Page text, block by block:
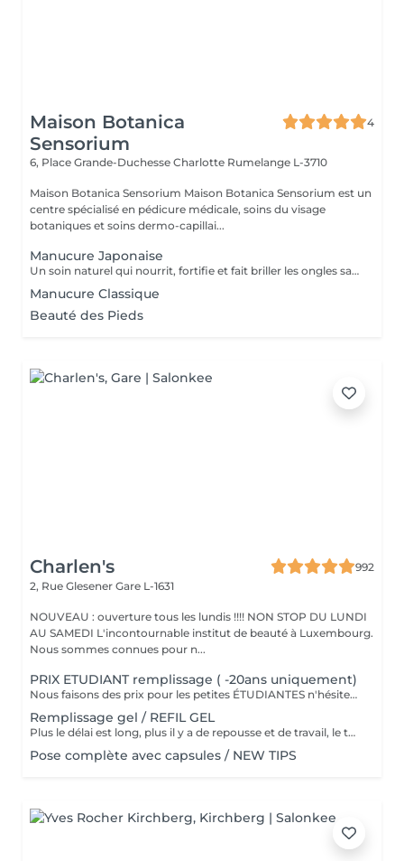
Maison Botanica
Sensorium
4
6, Place Grande-Duchesse Charlotte Rumelange L-3710
Maison Botanica Sensorium Maison Botanica Sensorium est un
centre spécialisé en pédicure médicale, soins du visage
botaniques et soins dermo-capillai...
Manucure Japonaise
Un soin naturel qui nourrit, fortifie et fait briller les ongles sans vernis. Grâce à une pâte enrichie en cire d'abeille, kératine et minéraux, suivie d'une poudre de perle protectrice, les ongles retrouvent force, éclat et un fini brillant naturel.
Manucure Classique
Beauté des Pieds
Charlen's
992
2, Rue Glesener Gare L-1631
NOUVEAU : ouverture tous les lundis !!!! NON STOP DU LUNDI
AU SAMEDI L'incontournable institut de beauté à Luxembourg.
Nous sommes connues pour n...
PRIX ETUDIANT remplissage ( -20ans uniquement)
Nous faisons des prix pour les petites ÉTUDIANTES n'hésitez pas a passer
Remplissage gel / REFIL GEL
Plus le délai est long, plus il y a de repousse et de travail, le tarif s'adapte donc au temps écoulé depuis votre dernier rendez-vous. Merci de choisir le remplissage adapté
Pose complète avec capsules / NEW TIPS